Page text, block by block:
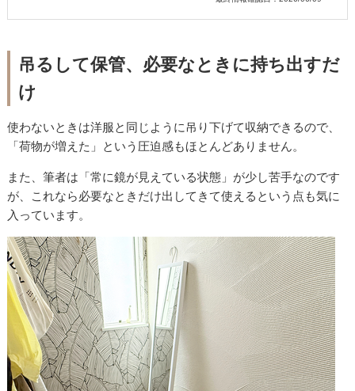
吊るして保管、必要なときに持ち出すだ
け
使わないときは洋服と同じように吊り下げて収納できるので、
「荷物が増えた」という圧迫感もほとんどありません。
また、筆者は「常に鏡が見えている状態」が少し苦手なのです
が、これなら必要なときだけ出してきて使えるという点も気に
入っています。